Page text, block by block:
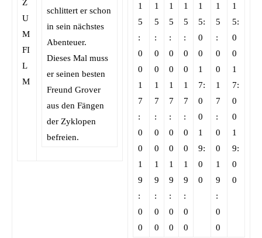
1
5
:
0
0
1
7
:
0
0
1
9
:
0
0
1
5
:
0
0
1
7
:
0
0
1
9
:
0
0
1
5
:
0
0
1
7
:
0
0
1
9
:
0
0
1
5
:
0
0
1
7
:
0
0
1
9
:
0
0
1
5:
0
0
1
7:
0
0
1
9:
0
0
1
5
:
0
0
1
7
:
0
0
1
9
:
0
0
1
5:
0
0
1
7:
0
0
1
9:
0
0
schlittert er schon
in sein nächstes
Abenteuer.
Dieses Mal muss
er seinen besten
Freund Grover
aus den Fängen
der Zyklopen
befreien.